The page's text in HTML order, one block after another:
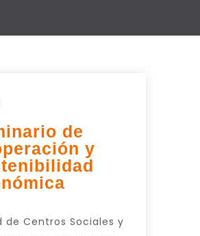
de
y
de Centros Sociales y